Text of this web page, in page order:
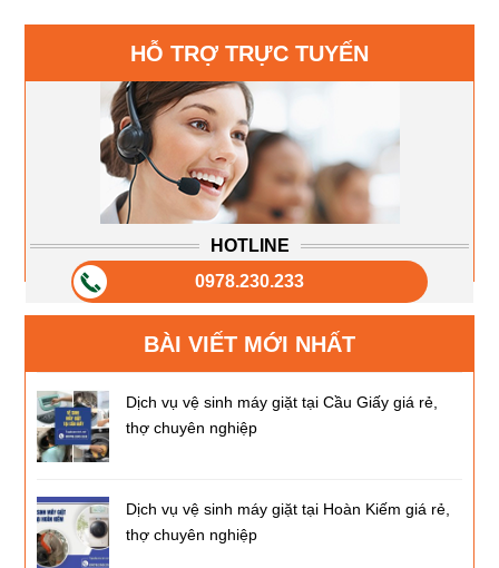
HỖ TRỢ TRỰC TUYẾN
HOTLINE
0978.230.233
BÀI VIẾT MỚI NHẤT
Dịch vụ vệ sinh máy giặt tại Cầu Giấy giá rẻ,
thợ chuyên nghiệp
Dịch vụ vệ sinh máy giặt tại Hoàn Kiếm giá rẻ,
thợ chuyên nghiệp